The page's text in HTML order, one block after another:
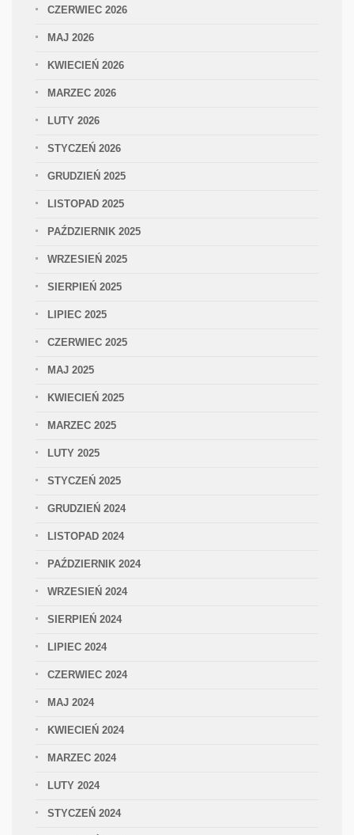
CZERWIEC 2026
MAJ 2026
KWIECIEŃ 2026
MARZEC 2026
LUTY 2026
STYCZEŃ 2026
GRUDZIEŃ 2025
LISTOPAD 2025
PAŹDZIERNIK 2025
WRZESIEŃ 2025
SIERPIEŃ 2025
LIPIEC 2025
CZERWIEC 2025
MAJ 2025
KWIECIEŃ 2025
MARZEC 2025
LUTY 2025
STYCZEŃ 2025
GRUDZIEŃ 2024
LISTOPAD 2024
PAŹDZIERNIK 2024
WRZESIEŃ 2024
SIERPIEŃ 2024
LIPIEC 2024
CZERWIEC 2024
MAJ 2024
KWIECIEŃ 2024
MARZEC 2024
LUTY 2024
STYCZEŃ 2024